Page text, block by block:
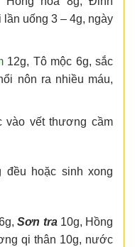
uống 3 – 4g, ngày
12g, Tô mộc 6g, sắc
nôn ra nhiều máu,
vào vết thương cầm
đều hoặc sinh xong
Sơn tra10g, Hồng
qi thân 10g, nước